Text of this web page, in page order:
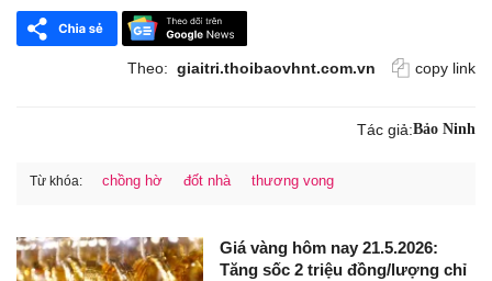
Theo: giaitri.thoibaovhnt.com.vn copy link
Tác giả:Bảo Ninh
Từ khóa: chồng hờ đốt nhà thương vong
Giá vàng hôm nay 21.5.2026:
Tăng sốc 2 triệu đồng/lượng chỉ